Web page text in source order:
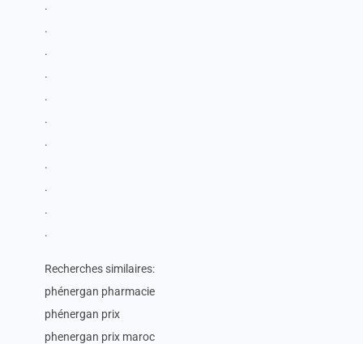
.
.
.
.
.
.
.
.
.
.
.
Recherches similaires:
phénergan pharmacie
phénergan prix
phenergan prix maroc